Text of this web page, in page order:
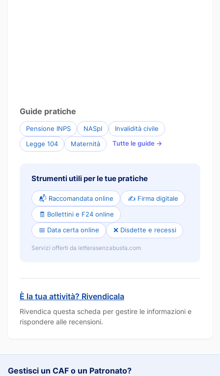
Guide pratiche
Pensione INPS NASpI
Invalidità civile
Legge 104
Maternità Tutte le guide →
Strumenti utili per le tue pratiche
📬 Raccomandata online ✍️ Firma digitale
🧾 Bollettini e F24 online
📅 Data certa online ❌ Disdette e recessi
Servizi offerti da letterasenzabusta.com
È la tua attività? Rivendicala
Rivendica questa scheda per gestire le informazioni e
rispondere alle recensioni.
Gestisci un CAF o un Patronato?